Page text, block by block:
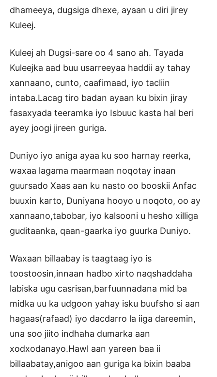
dhameeya, dugsiga dhexe, ayaan u diri jirey
Kuleej.
Kuleej ah Dugsi-sare oo 4 sano ah. Tayada
Kuleejka aad buu usarreeyaa haddii ay tahay
xannaano, cunto, caafimaad, iyo tacliin
intaba.Lacag tiro badan ayaan ku bixin jiray
fasaxyada teeramka iyo Isbuuc kasta hal beri
ayey joogi jireen guriga.
Duniyo iyo aniga ayaa ku soo harnay reerka,
waxaa lagama maarmaan noqotay inaan
guursado Xaas aan ku nasto oo booskii Anfac
buuxin karto, Duniyana hooyo u noqoto, oo ay
xannaano,tabobar, iyo kalsooni u hesho xilliga
guditaanka, qaan-gaarka iyo guurka Duniyo.
Waxaan billaabay is taagtaag iyo is
toostoosin,innaan hadbo xirto naqshaddaha
labiska ugu casrisan,barfuunnadana mid ba
midka uu ka udgoon yahay isku buufsho si aan
hagaas(rafaad) iyo dacdarro la iiga dareemin,
una soo jiito indhaha dumarka aan
xodxodanayo.Hawl aan yareen baa ii
billaabatay,anigoo aan guriga ka bixin baaba